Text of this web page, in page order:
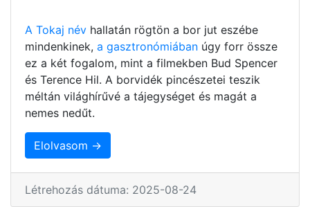
A Tokaj név hallatán rögtön a bor jut eszébe
mindenkinek, a gasztronómiában úgy forr össze
ez a két fogalom, mint a filmekben Bud Spencer
és Terence Hil. A borvidék pincészetei teszik
méltán világhírűvé a tájegységet és magát a
nemes nedűt.
Elolvasom →
Létrehozás dátuma: 2025-08-24